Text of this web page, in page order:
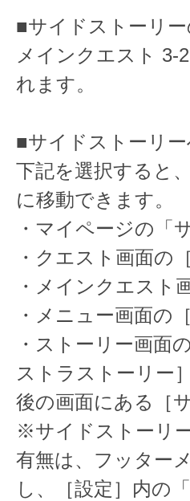
■サイドストーリ
メインクエスト 3-
れます。
■サイドストーリ
下記を選択すると
に移動できます。
・マイページの「
・クエスト画面の
・メインクエスト
・メニュー画面の
・ストーリー画面
ストラストーリー
後の画面にある［
※サイドストーリ
有無は、フッター
し、［設定］内の